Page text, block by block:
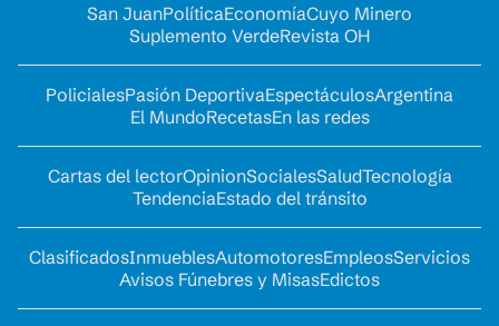
San JuanPolíticaEconomíaCuyo Minero
Suplemento VerdeRevista OH
PolicialesPasión DeportivaEspectáculosArgentina
El MundoRecetasEn las redes
Cartas del lectorOpinionSocialesSaludTecnología
TendenciaEstado del tránsito
ClasificadosInmueblesAutomotoresEmpleosServicios
Avisos Fúnebres y MisasEdictos